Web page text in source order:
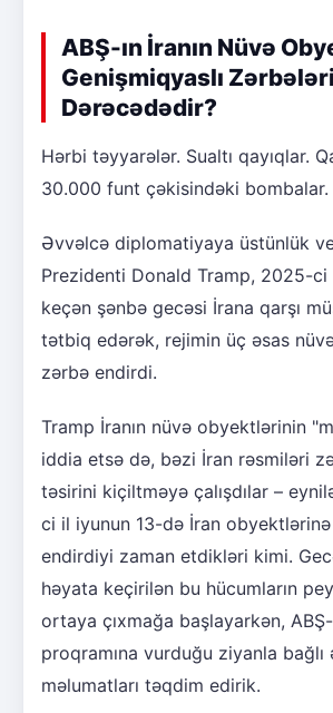
ABŞ-ın İranın Nüvə
Genişmiqyaslı
Dərəcədədir?
Hərbi təyyarələr. Sualtı qayıqlar.
30.000 funt çəkisindəki bombalar.
Əvvəlcə diplomatiyaya üstünlük
Prezidenti Donald Tramp, 2025-ci
keçən şənbə gecəsi İrana qarşı
tətbiq edərək, rejimin üç əsas
zərbə endirdi.
Tramp İranın nüvə obyektlərinin
iddia etsə də, bəzi İran rəsmiləri
təsirini kiçiltməyə çalışdılar –
ci il iyunun 13-də İran
endirdiyi zaman etdikləri kimi.
həyata keçirilən bu hücumların
ortaya çıxmağa başlayarkən, ABŞ-
proqramına vurduğu ziyanla
məlumatları təqdim edirik.